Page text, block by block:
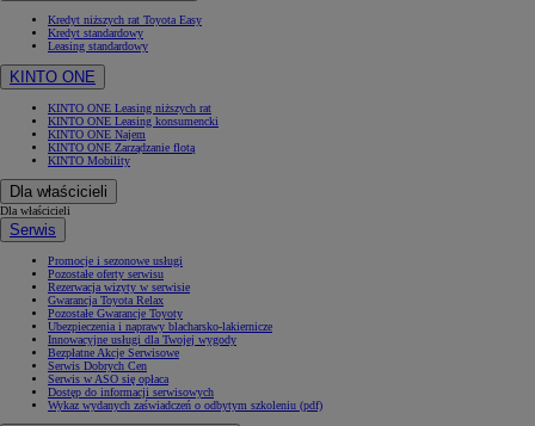
Kredyt niższych rat Toyota Easy
Kredyt standardowy
Leasing standardowy
KINTO ONE
KINTO ONE Leasing niższych rat
KINTO ONE Leasing konsumencki
KINTO ONE Najem
KINTO ONE Zarządzanie flotą
KINTO Mobility
Dla właścicieli
Dla właścicieli
Serwis
Promocje i sezonowe usługi
Pozostałe oferty serwisu
Rezerwacja wizyty w serwisie
Gwarancja Toyota Relax
Pozostałe Gwarancje Toyoty
Ubezpieczenia i naprawy blacharsko-lakiernicze
Innowacyjne usługi dla Twojej wygody
Bezpłatne Akcje Serwisowe
Serwis Dobrych Cen
Serwis w ASO się opłaca
Dostęp do informacji serwisowych
Wykaz wydanych zaświadczeń o odbytym szkoleniu (pdf)